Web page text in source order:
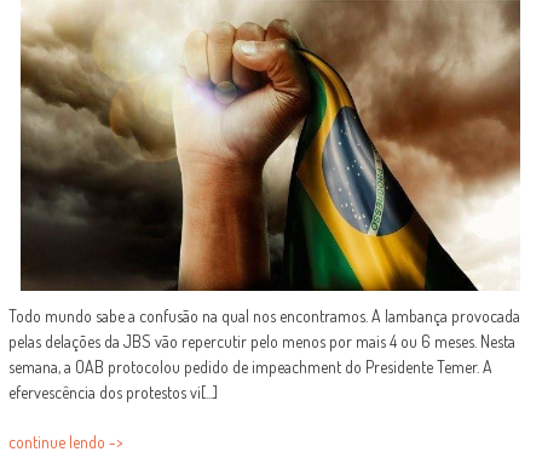
Todo mundo sabe a confusão na qual nos encontramos. A lambança provocada
pelas delações da JBS vão repercutir pelo menos por mais 4 ou 6 meses. Nesta
semana, a OAB protocolou pedido de impeachment do Presidente Temer. A
efervescência dos protestos vi[...]
continue lendo ->